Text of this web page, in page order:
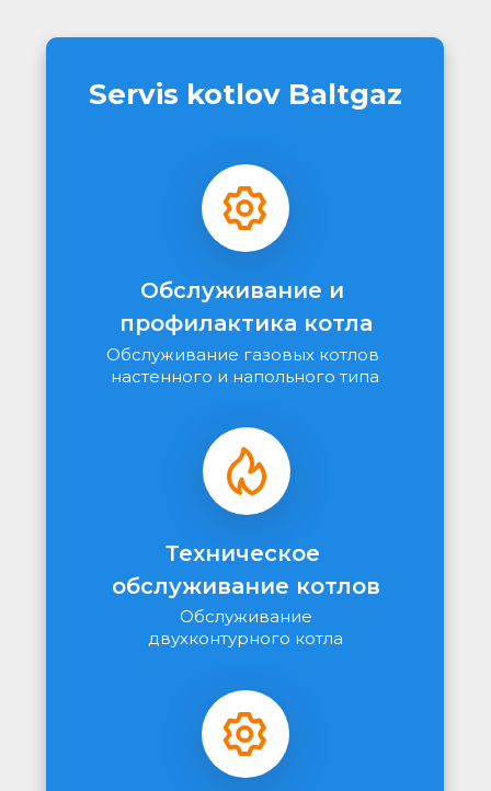
Техническое
обслуживание котлов
Обслуживание и
профилактика котла
Servis kotlov Baltgaz
Обслуживание газовых котлов
настенного и напольного типа
Обслуживание
двухконтурного котла